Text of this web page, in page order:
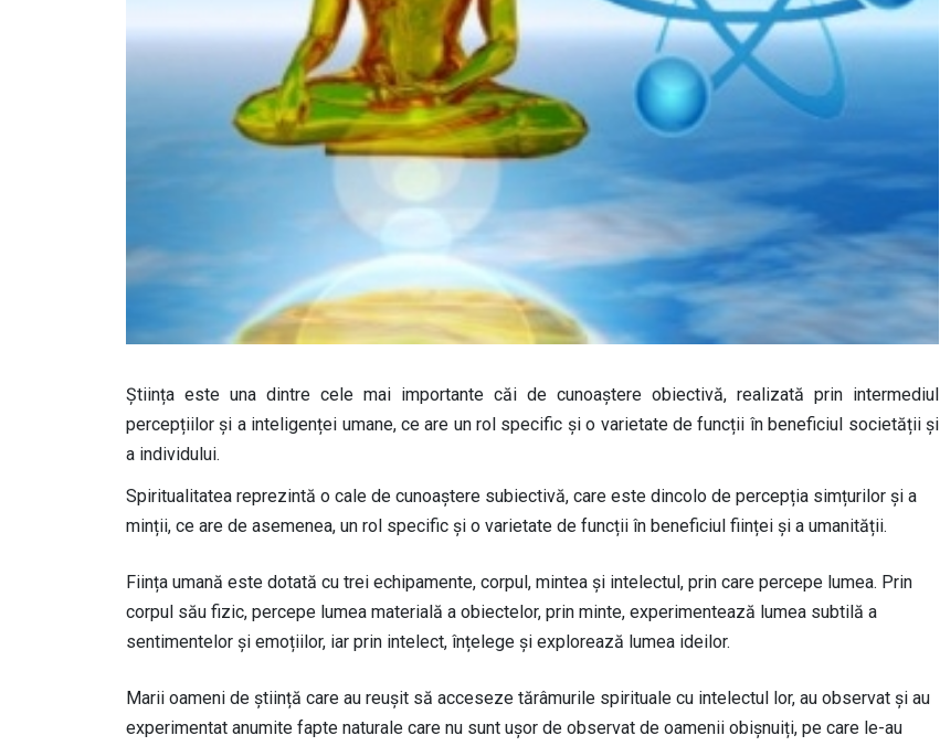
Știința este una dintre cele mai importante căi de cunoaștere obiectivă, realizată prin intermediul
percepțiilor și a inteligenței umane, ce are un rol specific și o varietate de funcții în beneficiul societății și
a individului.
Spiritualitatea reprezintă o cale de cunoaștere subiectivă, care este dincolo de percepția simțurilor și a
minții, ce are de asemenea, un rol specific și o varietate de funcții în beneficiul ființei și a umanității.
Ființa umană este dotată cu trei echipamente, corpul, mintea și intelectul, prin care percepe lumea. Prin
corpul său fizic, percepe lumea materială a obiectelor, prin minte, experimentează lumea subtilă a
sentimentelor și emoțiilor, iar prin intelect, înțelege și explorează lumea ideilor.
Marii oameni de știință care au reușit să acceseze tărâmurile spirituale cu intelectul lor, au observat și au
experimentat anumite fapte naturale care nu sunt ușor de observat de oamenii obișnuiți, pe care le-au